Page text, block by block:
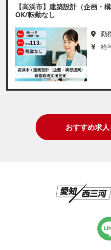
【高浜市】建築設計（企画・
OK/転勤なし
勤
給
おすすめ求